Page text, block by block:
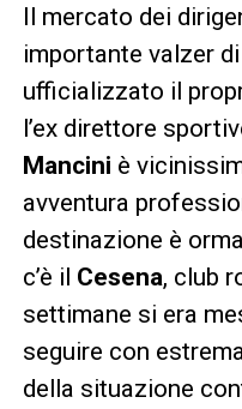
Il mercato dei
importante valzer
ufficializzato il
l’ex direttore
Mancini è
avventura
destinazione è
c’è il Cesena, club
settimane si era
seguire con
della situazione